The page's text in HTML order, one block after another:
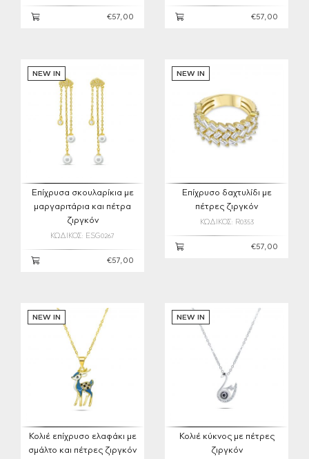
€57,00 €57,00
NEW IN
Επίχρυσα σκουλαρίκια με
μαργαριτάρια και πέτρα
ζιργκόν
ΚΩΔΙΚΟΣ: ESG0267
€57,00
NEW IN
Επίχρυσο δαχτυλίδι με
πέτρες ζιργκόν
ΚΩΔΙΚΟΣ: R0353
€57,00
NEW IN
Κολιέ επίχρυσο ελαφάκι με
σμάλτο και πέτρες ζιργκόν
NEW IN
Κολιέ κύκνος με πέτρες
ζιργκόν